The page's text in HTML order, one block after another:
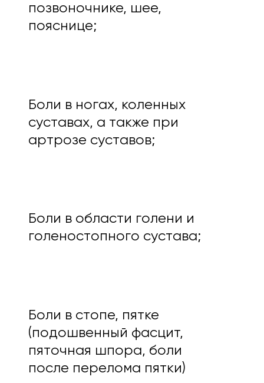
позвоночнике, шее,
пояснице;
Боли в ногах, коленных
суставах, а также при
артрозе суставов;
Боли в области голени и
голеностопного сустава;
Боли в стопе, пятке
(подошвенный фасцит,
пяточная шпора, боли
после перелома пятки)